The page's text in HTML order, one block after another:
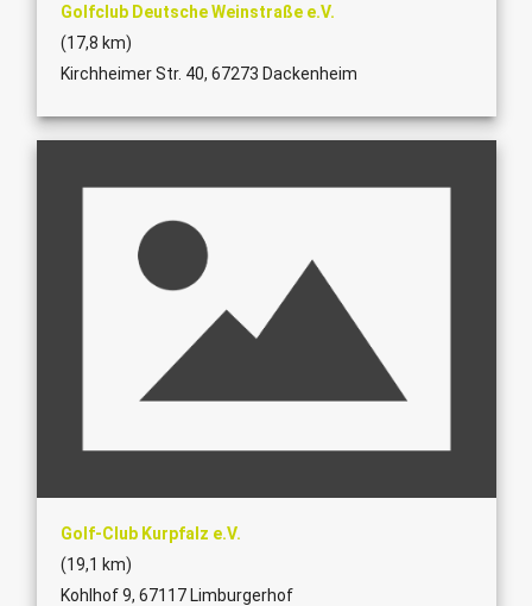
Golfclub Deutsche Weinstraße e.V.
(17,8 km)
Kirchheimer Str. 40, 67273 Dackenheim
Golf-Club Kurpfalz e.V.
(19,1 km)
Kohlhof 9, 67117 Limburgerhof